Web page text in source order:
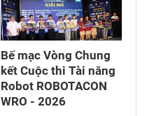
Bế mạc Vòng Chung
kết Cuộc thi Tài năng
Robot ROBOTACON
WRO - 2026